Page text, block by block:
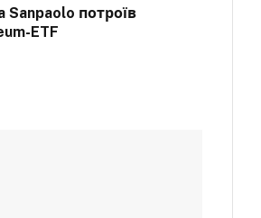
Sanpaolo потроїв
ETF